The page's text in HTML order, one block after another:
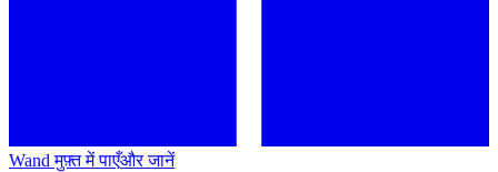
Wand मुफ़्त में पाएँऔर जानें